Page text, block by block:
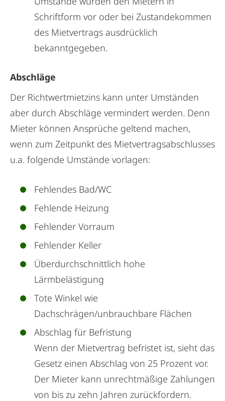
Schriftform vor oder bei Zustandekommen
des Mietvertrags ausdrücklich
bekanntgegeben.
Abschläge
Der Richtwertmietzins kann unter Umständen
aber durch Abschläge vermindert werden. Denn
Mieter können Ansprüche geltend machen,
wenn zum Zeitpunkt des Mietvertragsabschlusses
u.a. folgende Umstände vorlagen:
Fehlendes Bad/WC
Fehlende Heizung
Fehlender Vorraum
Fehlender Keller
Überdurchschnittlich hohe
Lärmbelästigung
Tote Winkel wie
Dachschrägen/unbrauchbare Flächen
Abschlag für Befristung
Wenn der Mietvertrag befristet ist, sieht das
Gesetz einen Abschlag von 25 Prozent vor.
Der Mieter kann unrechtmäßige Zahlungen
von bis zu zehn Jahren zurückfordern.